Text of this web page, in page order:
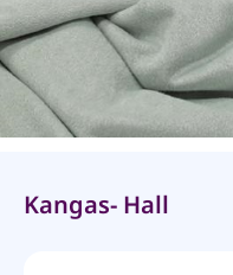
Kangas- Hall